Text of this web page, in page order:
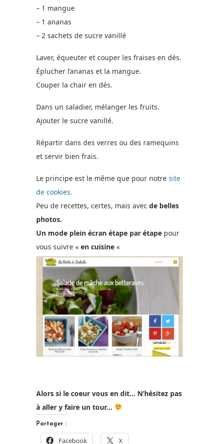
– 1 mangue
– 1 ananas
– 2 sachets de sucre vanillé
Laver, équeuter et couper les fraises en dés.
Éplucher l’ananas et la mangue.
Couper la chair en dés.
Dans un saladier, mélanger les fruits.
Ajouter le sucre vanillé.
Répartir dans des verres ou des ramequins
et servir bien frais.
Le principe est le même que pour notre site
de cookies.
Peu de recettes, certes, mais avec de belles
photos.
Un mode plein écran étape par étape pour
vous suivre « en cuisine «
Alors si le coeur vous en dit… N’hésitez pas
à aller y faire un tour…
Partager :
Facebook X